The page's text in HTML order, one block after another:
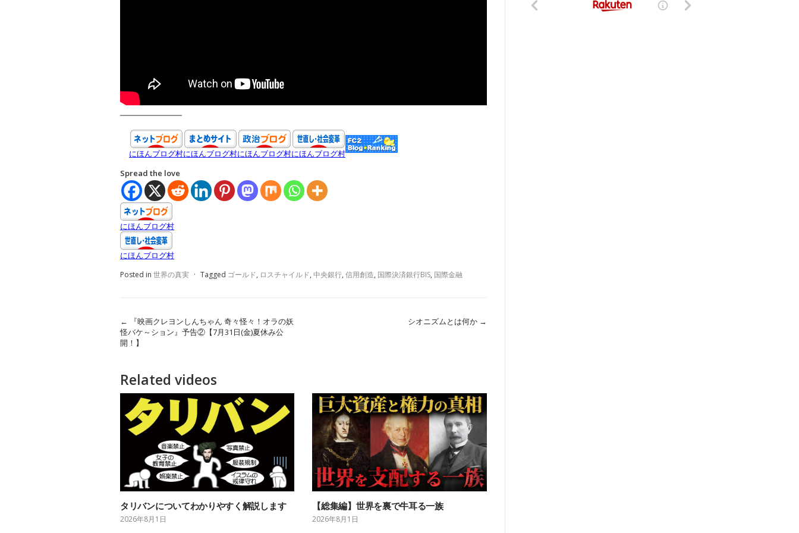
━━━━━━━━
にほんブログ村にほんブログ村にほんブログ村にほんブログ村
Spread the love
にほんブログ村
にほんブログ村
Posted in 世界の真実 · Tagged ゴールド, ロスチャイルド, 中央銀行, 信用創造, 国際決済銀行BIS, 国際金融
←
『映画クレヨンしんちゃん 奇々怪々！オラの妖
怪バケ～ション』予告②【7月31日(金)夏休み公
開！】
シオニズムとは何か →
Related videos
タリバンについてわかりやすく解説します
2026年8月1日
【総集編】世界を裏で牛耳る一族
2026年8月1日